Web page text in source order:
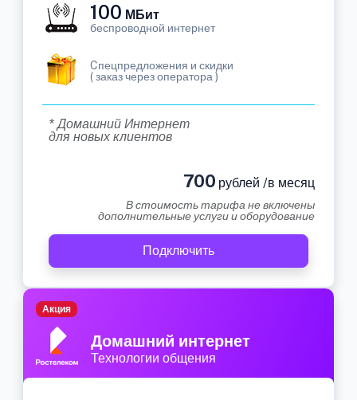
100 МБит
беспроводной интернет
Cпецпредложения и скидки
( заказ через оператора )
* Домашний Интернет
для новых клиентов
700 рублей /в месяц
В стоимость тарифа не включены
дополнительные услуги и оборудование
Подключить
Домашний интернет
Технологии общения
Акция